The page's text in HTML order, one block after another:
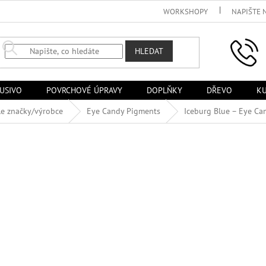
WORKSHOPY NAPIŠTE
HLEDAT
POVRCHOVÉ ÚPRAVY DOPLŇKY DŘEVO
značky/výrobce Eye Candy Pigments Iceburg Blue – Eye